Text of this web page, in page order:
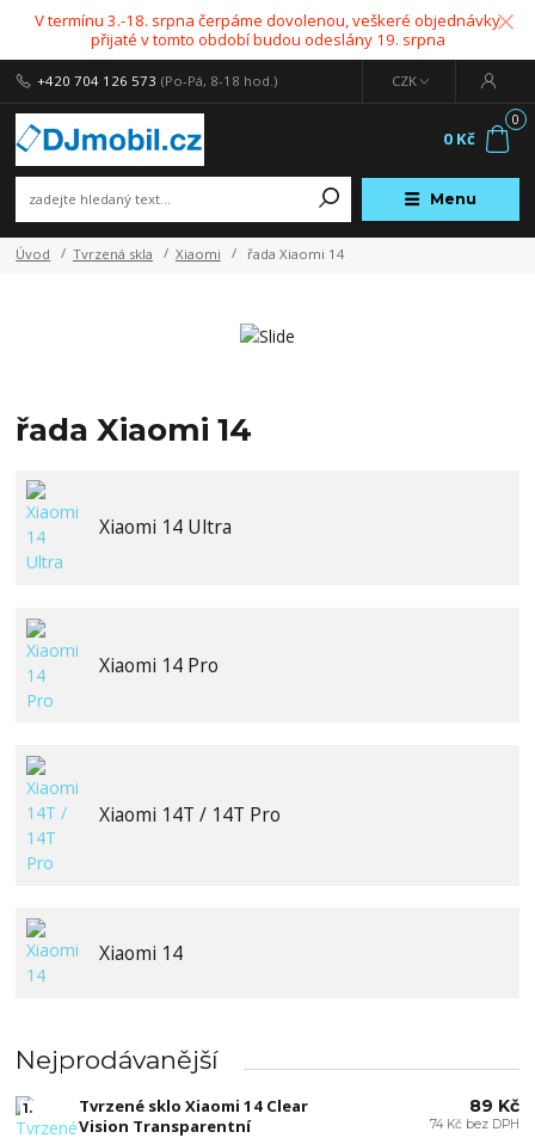
V termínu 3.-18. srpna čerpáme dovolenou, veškeré objednávky
přijaté v tomto období budou odeslány 19. srpna
Menu
CZK
+420 704 126 573 (Po-Pá, 8-18 hod.)
0
0 Kč
Úvod Tvrzená skla Xiaomi řada Xiaomi 14
řada Xiaomi 14
Xiaomi 14 Ultra
Xiaomi 14 Pro
Xiaomi 14T / 14T Pro
Xiaomi 14
Nejprodávanější
1.
Tvrzené sklo Xiaomi 14 Clear
Vision Transparentní
89 Kč
74 Kč bez DPH